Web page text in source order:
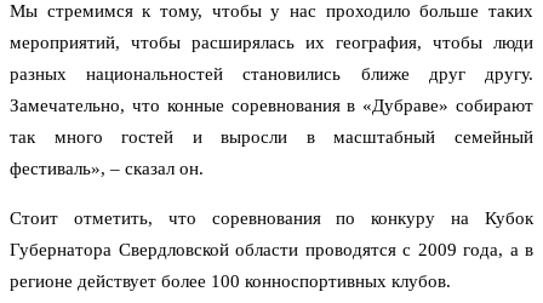
Мы стремимся к тому, чтобы у нас проходило больше таких
мероприятий, чтобы расширялась их география, чтобы люди
разных национальностей становились ближе друг другу.
Замечательно, что конные соревнования в «Дубраве» собирают
так много гостей и выросли в масштабный семейный
фестиваль», – сказал он.
Стоит отметить, что соревнования по конкуру на Кубок
Губернатора Свердловской области проводятся с 2009 года, а в
регионе действует более 100 конноспортивных клубов.